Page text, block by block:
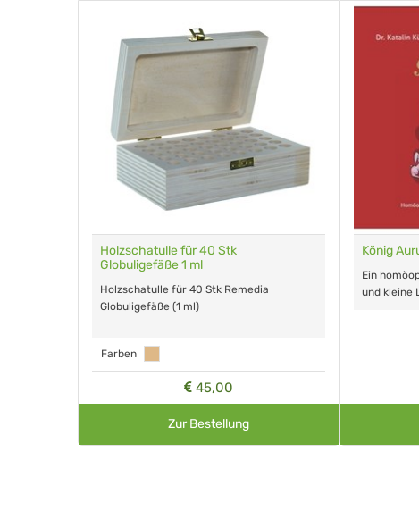
Holzschatulle für 40 Stk
Globuligefäße 1 ml
Holzschatulle für 40 Stk Remedia
Globuligefäße (1 ml)
Farben
45,00
Zur Bestellung
König
Ein
und kleine